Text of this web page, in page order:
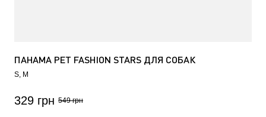
ПАНАМА PET FASHION STARS ДЛЯ СОБАК
S M
329 грн 549 грн